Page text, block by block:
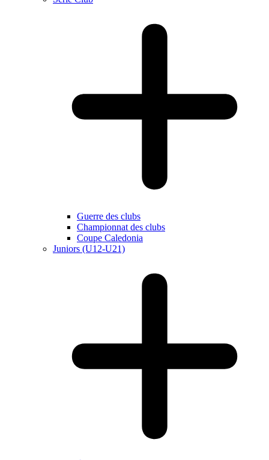
Guerre des clubs
Championnat des clubs
Coupe Caledonia
Juniors (U12-U21)